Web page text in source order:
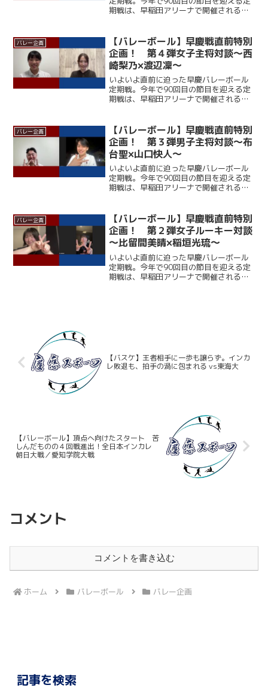
期戦は、早稲田アリーナで開催される。
ており、打倒・ワセダに向けて勢いに乗
っている。一方の早大...
バレー企画
【バレーボール】早慶戦直前特別
企画！ 第４弾女子主将対談～西
崎梨乃×渡辺凜～
いよいよ直前に迫った早慶バレーボール
定期戦。今年で90回目の節目を迎える定
期戦は、早稲田アリーナで開催される。
ており、打倒・ワセダに向けて勢いに乗
っている。一方の早大...
バレー企画
【バレーボール】早慶戦直前特別
企画！ 第３弾男子主将対談～布
台聖×山口快人～
いよいよ直前に迫った早慶バレーボール
定期戦。今年で90回目の節目を迎える定
期戦は、早稲田アリーナで開催される。
ており、打倒・ワセダに向けて勢いに乗
っている。一方の早大...
バレー企画
【バレーボール】早慶戦直前特別
企画！ 第２弾女子ルーキー対談
～比留間美晴×稲垣光琉～
いよいよ直前に迫った早慶バレーボール
定期戦。今年で90回目の節目を迎える定
期戦は、早稲田アリーナで開催される。
【バスケ】王者相手に一歩も譲らず。インカ
レ敗退も、拍手の渦に包まれる vs東海大
【バレーボール】頂点へ向けたスタート 苦
しんだものの４回戦進出！全日本インカレ
朝日大戦／愛知学院大戦
コメント
コメントを書き込む
ホーム バレーボール バレー企画
記事を検索